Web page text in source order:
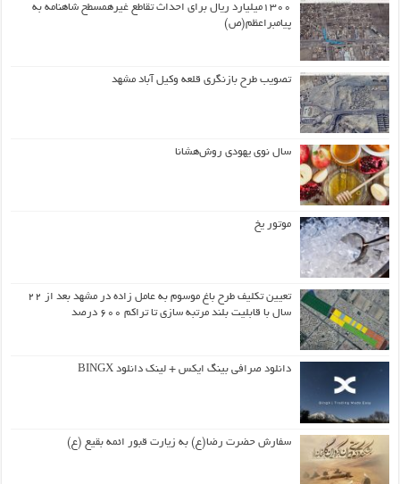
۱۳۰۰میلیارد ریال برای احداث تقاطع غیرهمسطح شاهنامه به
پیامبراعظم(ص)
تصویب طرح بازنگری قلعه وکیل آباد مشهد
سال نوی یهودی روش‌هشانا
موتور یخ
تعیین تکلیف طرح باغ موسوم به عامل زاده در مشهد بعد از ۲۲
سال با قابلیت بلند مرتبه سازی تا تراکم ۶۰۰ درصد
دانلود صرافی بینگ ایکس + لینک دانلود BINGX
سفارش حضرت رضا(ع) به زیارت قبور ائمه بقیع (ع)